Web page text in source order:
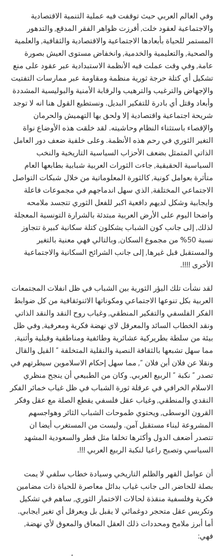
وفي العالم العربي حيث توقفت فيه عملية التنمية الاقتصادية
والاجتماعية لعقود خلت, أفرزت ظواهر الفقر المدقع, والتدهور
المستمر للحياة بأبعادها الاجتماعية والاقتصادية والثقافية, والعلمية
والصحية, والتعليمية والخدمية, وانخفاض مستوى العيش بصورة
عامة, وفي وقت عملت فيه الأنظمة الاستبدادية عبر عقود على منع
تشكيل أي كتلة حرجة ثورية منظمة ومقاومة عبر ممارسات التفتيت
والإجهاض والترغيب والترهيب والرقابة الأمنية والبوليسية المشددة
وأبعاد وقتل أي بادرة للتفكير البديل. ونستطيع القول هنا انه لا توجد
شريحة اجتماعية واقتصادية إلا ولحق بها التهميش والحرمان
والإقصاء باستثناء النظام وحاشيته. لقد خلقت هذه الأوضاع نواة
التغير الثوري في رحم هذه الأنظمة. وعلى خلفية ضعف دور العامل
الذاتي المتمثل بضعف الأحزاب السياسية التاريخية والنخب
السياسية الحقيقية, جاءت الثورات العربية شبابية بطابعها العام
متأثرة بعوامل كونية, كالثورة المعلوماتية من خلال شبكات التواصل
الاجتماعي المختلفة, الذي سهل اندماجهم في مجموعات فاعلة
وايجابية وشكل لديهم دافعية اكبر للفعل الثوري تتجسد ملامحه
واضحا اليوم على الأرض العربية مبتدئة بالشرارة التونسية المعجلة
لذلك, إلى جانب كون الشباب يشكلون كتلة سكانية كبيرة تتجاوز
نسبة 50% من مجموع السكان, وبالتالي فهي معنية بالتغير
والمستقبل قبل غيرها, إلى جانب الشرائح السكانية والاجتماعية
الأخرى !!!!.
لقد نشأت تلك البؤر الثورية بين الشباب في ظل انفلات المجتمعات
العربية بكل تنوعها الاجتماعي ومكوناتها الاثنوثقافية من كل ضوابط
الفكر الفلسفي والتفكير المنطقي, وغياب روح النقد والنقد الذاتي
ونقد الخطاب السائد والمعرقل لاي نهضة فكرية ومعرفية, وفي ظل
بيئة من سلطة بطريركية عشائرية وطائفية ومناطقية وقبلية وأثنية,
مما سهل تشبعها بالثقافة النصية والنقلية المتخلفة ” القيل والقال
ونقلا عن فلان أبن فلان “, مما سهل إحكام الاسلاموين سيطرتهم في
تصدر ” نكبة ” الربيع العربي. وكان من الطبيعي أن ينجح منظري
الاسلام الخرافي في عرقلة ثورة الشباب في ظل غياب خمائر الفكر
النقدي والمنطقي, وغياب عقل فلسفي يقطع الصلة مع عقل وفكر
القرون الوسطى, ويحتوي طموحات الشباب الثائر وهواجسهم
المشروعة لبناء مستقبل آمن. وليست من المستغرب أيضا ان
تتصدر أضعف الدول وأكثرها تخلفا مثل قطر والسعودية المشهد
السياسي وتصبح راعيا لنكبة الربيع العربي !!!.
أن عوامل القهر والظلم التاريخي وسيادة خطاب سلفي لا يمت
بصلة للحاضر, الى جانب غياب بدائل معاصرة للحياة ذات مضامين
فكرية وفلسفية منقذة لحالات الاختمار الثوري, ساهم في تشكيل
وتكريس عقل متحجر دوغمائي لا يقبل بل ويعرقل أي تغير ايجابي.
أما أبرز ملامح ومحددات ذلك العقل المعاق والمعوق لأي نهضة,
فهي: